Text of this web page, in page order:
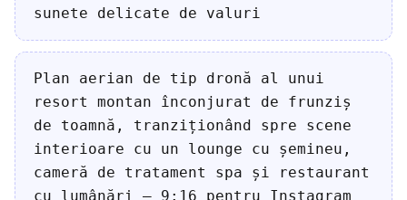
sunete delicate de valuri
Plan aerian de tip dronă al unui
resort montan înconjurat de frunziș
de toamnă, tranziționând spre scene
interioare cu un lounge cu șemineu,
cameră de tratament spa și restaurant
cu lumânări — 9:16 pentru Instagram